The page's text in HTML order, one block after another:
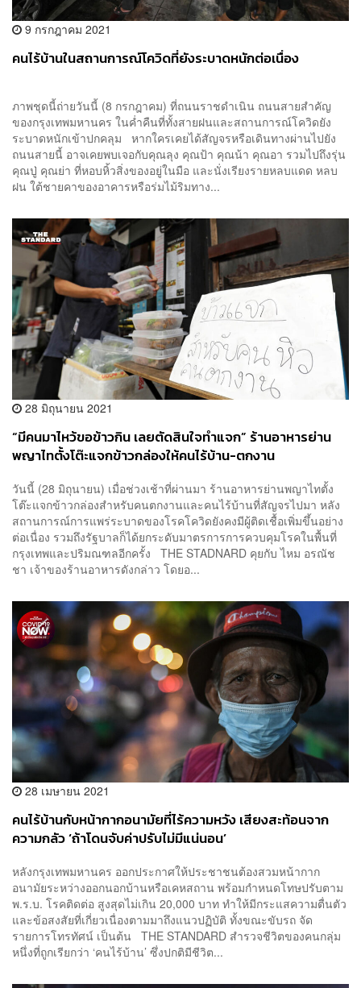
9 กรกฎาคม 2021
คนไร้บ้านในสถานการณ์โควิดที่ยังระบาดหนักต่อเนื่อง
ภาพชุดนี้ถ่ายวันนี้ (8 กรกฎาคม) ที่ถนนราชดำเนิน ถนนสายสำคัญ
ของกรุงเทพมหานคร ในค่ำคืนที่ทั้งสายฝนและสถานการณ์โควิดยัง
ระบาดหนักเข้าปกคลุม หากใครเคยได้สัญจรหรือเดินทางผ่านไปยัง
ถนนสายนี้ อาจเคยพบเจอกับคุณลุง คุณป้า คุณน้า คุณอา รวมไปถึงรุ่น
คุณปู่ คุณย่า ที่หอบหิ้วสิ่งของอยู่ในมือ และนั่งเรียงรายหลบแดด หลบ
ฝน ใต้ชายคาของอาคารหรือร่มไม้ริมทาง...
28 มิถุนายน 2021
“มีคนมาไหว้ขอข้าวกิน เลยตัดสินใจทำแจก” ร้านอาหารย่าน
พญาไทตั้งโต๊ะแจกข้าวกล่องให้คนไร้บ้าน-ตกงาน
วันนี้ (28 มิถุนายน) เมื่อช่วงเช้าที่ผ่านมา ร้านอาหารย่านพญาไทตั้ง
โต๊ะแจกข้าวกล่องสำหรับคนตกงานและคนไร้บ้านที่สัญจรไปมา หลัง
สถานการณ์การแพร่ระบาดของโรคโควิดยังคงมีผู้ติดเชื้อเพิ่มขึ้นอย่าง
ต่อเนื่อง รวมถึงรัฐบาลก็ได้ยกระดับมาตรการการควบคุมโรคในพื้นที่
กรุงเทพและปริมณฑลอีกครั้ง THE STADNARD คุยกับ ไหม อรณัช
ชา เจ้าของร้านอาหารดังกล่าว โดยอ...
28 เมษายน 2021
คนไร้บ้านกับหน้ากากอนามัยที่ไร้ความหวัง เสียงสะท้อนจาก
ความกลัว ‘ถ้าโดนจับค่าปรับไม่มีแน่นอน’
หลังกรุงเทพมหานคร ออกประกาศให้ประชาชนต้องสวมหน้ากาก
อนามัยระหว่างออกนอกบ้านหรือเคหสถาน พร้อมกำหนดโทษปรับตาม
พ.ร.บ. โรคติดต่อ สูงสุดไม่เกิน 20,000 บาท ทำให้มีกระแสความตื่นตัว
และข้อสงสัยที่เกี่ยวเนื่องตามมาถึงแนวปฏิบัติ ทั้งขณะขับรถ จัด
รายการโทรทัศน์ เป็นต้น THE STANDARD สำรวจชีวิตของคนกลุ่ม
หนึ่งที่ถูกเรียกว่า ‘คนไร้บ้าน’ ซึ่งปกติมีชีวิต...